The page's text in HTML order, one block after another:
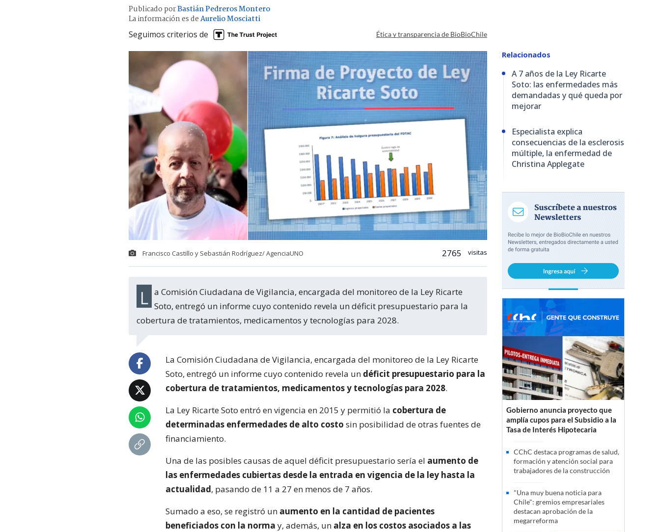
Publicado porBastián Pedreros Montero
La información es deAurelio Mosciatti
Seguimos criterios de Ética y transparencia de BioBioChile
Francisco Castillo y Sebastián Rodríguez/ AgenciaUNO 2765 visitas
La Comisión Ciudadana de Vigilancia, encargada del monitoreo de la Ley Ricarte Soto, entregó un informe cuyo contenido revela un déficit presupuestario para la
cobertura de tratamientos, medicamentos y tecnologías para 2028.
La Comisión Ciudadana de Vigilancia, encargada del monitoreo de la Ley Ricarte
Soto, entregó un informe cuyo contenido revela un déficit presupuestario para la
cobertura de tratamientos, medicamentos y tecnologías para 2028.
La Ley Ricarte Soto entró en vigencia en 2015 y permitió la cobertura de
determinadas enfermedades de alto costo sin posibilidad de otras fuentes de
financiamiento.
Una de las posibles causas de aquel déficit presupuestario sería el aumento de
las enfermedades cubiertas desde la entrada en vigencia de la ley hasta la
actualidad, pasando de 11 a 27 en menos de 7 años.
Sumado a eso, se registró un aumento en la cantidad de pacientes
beneficiados con la norma y, además, un alza en los costos asociados a las
Relacionados
A 7 años de la Ley Ricarte
Soto: las enfermedades más
demandadas y qué queda por
mejorar
Especialista explica
consecuencias de la esclerosis
múltiple, la enfermedad de
Christina Applegate
Gobierno anuncia proyecto que
amplía cupos para el Subsidio a la
Tasa de Interés Hipotecaria
CChC destaca programas de salud,
formación y atención social para
trabajadores de la construcción
"Una muy buena noticia para
Chile": gremios empresariales
destacan aprobación de la
megarreforma